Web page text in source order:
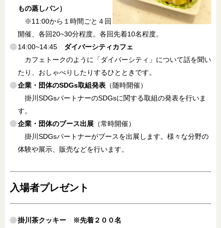
もの蒸しパン）
※11:00から１時間ごと４回
開催、各回20~30分程度。各回先着10名程度。
14:00~14:45 ダイバーシティカフェ
カフェトークのように「ダイバーシティ」について話を聞い
たり、おしゃべりしたりするひとときです。
企業・団体のSDGs取組発表 （随時開催）
掛川SDGsパートナーのSDGsに関する取組の発表を行いま
す。
企業・団体のブース出展 （常時開催）
掛川SDGsパートナーがブースを出展します。様々な分野の
体験や展示、販売などを行います。
入場者プレゼント
掛川茶クッキー ※先着２００名